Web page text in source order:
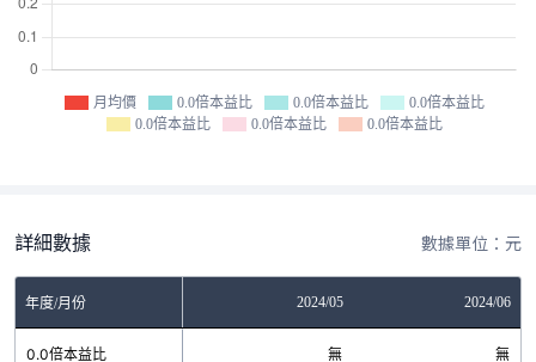
月均價 0.0倍本益比 0.0倍本益比
0.0倍本益比
0.0倍本益比
0.0倍本益比 0.0倍本益比
詳細數據 數據單位：元
年度/月份 2024/05 2024/06
0.0倍本益比 無 無